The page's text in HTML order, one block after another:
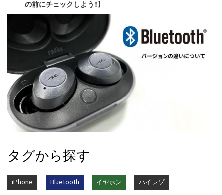
の前にチェックしよう！】
タグから探す
iPhone Bluetooth イヤホン ハイレゾ